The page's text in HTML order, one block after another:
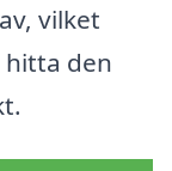
vilket
den